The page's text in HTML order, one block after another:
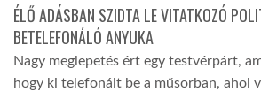
ÉLŐ ADÁSBAN SZIDTA LE VITATKOZÓ
BETELEFONÁLÓ ANYUKA
Nagy meglepetés ért egy testvérpárt,
hogy ki telefonált be a műsorban, ahol